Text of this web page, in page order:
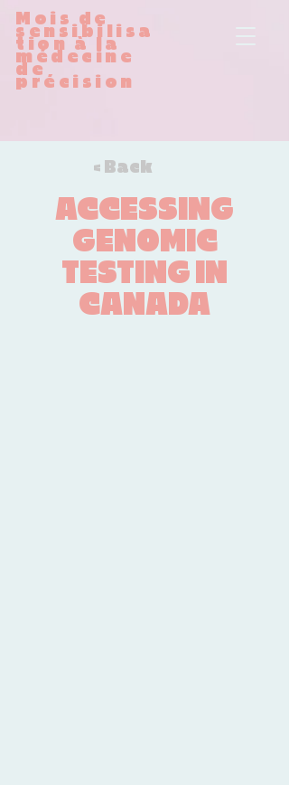
Mois de
sensibilisa
tion à la
médecine
de
précision
< Back
ACCESSING
GENOMIC
TESTING IN
CANADA